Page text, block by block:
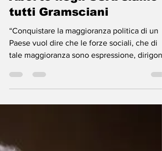
Alessandro Bottero
Aborto negli USA: siamo
tutti Gramsciani
tale maggioranza sono espressione,